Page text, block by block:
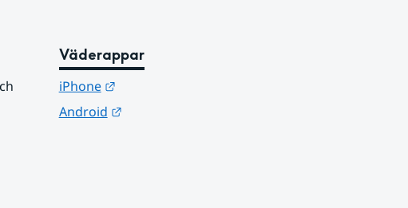
Väderappar
iPhone
Länk till annan webbplats.
Android
Länk till annan webbplats.